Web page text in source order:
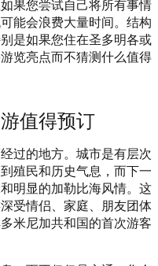
果您尝试自己将所有事情
能会浪费大量时间。结构
是如果您住在圣多明各或
览亮点而不猜测什么值得
值得预订
过的地方。城市是有层次
殖民和历史气息，而下一
明显的加勒比海风情。这
受情侣、家庭、朋友团体
米尼加共和国的首次游客